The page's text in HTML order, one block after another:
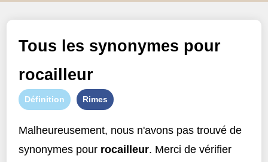
Tous les synonymes pour
rocailleur
Définition Rimes
Malheureusement, nous n'avons pas trouvé de
synonymes pour rocailleur. Merci de vérifier